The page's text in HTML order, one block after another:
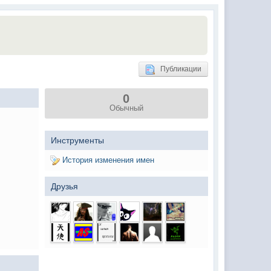
(02 мая 2025 - 16:14 )
(26 января 2024 - 09:54 )
(02 мая 2023 - 15:11 )
(27 марта 2023 - 15:33 )
(27 декабря 2022 - 02:34 )
(30 октября 2022 - 14:31 )
оплачивать услуги тырнета
Публикации
0
Обычный
Инструменты
История изменения имен
Друзья